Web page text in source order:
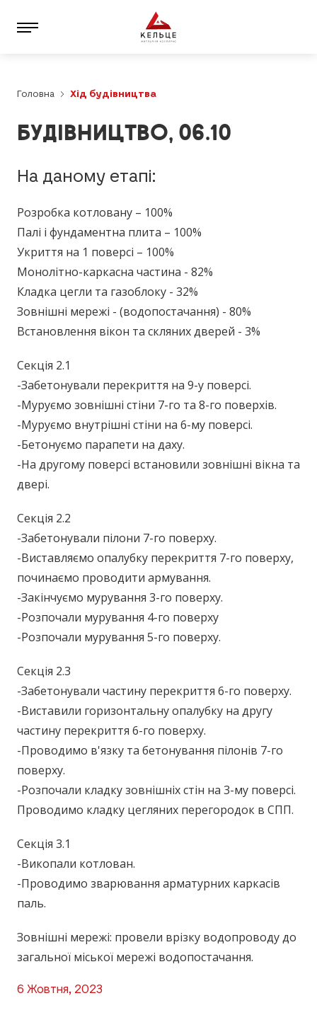
Головна Хід будівництва
БУДІВНИЦТВО, 06.10
На даному етапі:
Розробка котловану – 100%
Палі і фундаментна плита – 100%
Укриття на 1 поверсі – 100%
Монолітно-каркасна частина - 82%
Кладка цегли та газоблоку - 32%
Зовнішні мережі - (водопостачання) - 80%
Встановлення вікон та скляних дверей - 3%
Секція 2.1
-Забетонували перекриття на 9-у поверсі.
-Муруємо зовнішні стіни 7-го та 8-го поверхів.
-Муруємо внутрішні стіни на 6-му поверсі.
-Бетонуємо парапети на даху.
-На другому поверсі встановили зовнішні вікна та
двері.
Секція 2.2
-Забетонували пілони 7-го поверху.
-Виставляємо опалубку перекриття 7-го поверху,
починаємо проводити армування.
-Закінчуємо мурування 3-го поверху.
-Розпочали мурування 4-го поверху
-Розпочали мурування 5-го поверху.
Секція 2.3
-Забетонували частину перекриття 6-го поверху.
-Виставили горизонтальну опалубку на другу
частину перекриття 6-го поверху.
-Проводимо в'язку та бетонування пілонів 7-го
поверху.
-Розпочали кладку зовнішніх стін на 3-му поверсі.
Проводимо кладку цегляних перегородок в СПП.
Секція 3.1
-Викопали котлован.
-Проводимо зварювання арматурних каркасів
паль.
Зовнішні мережі: провели врізку водопроводу до
загальної міської мережі водопостачання.
6 Жовтня, 2023